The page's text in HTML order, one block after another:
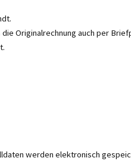
Originalrechnung auch per
werden elektronisch